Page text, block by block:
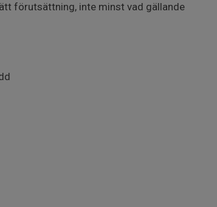
förutsättning, inte minst vad gällande